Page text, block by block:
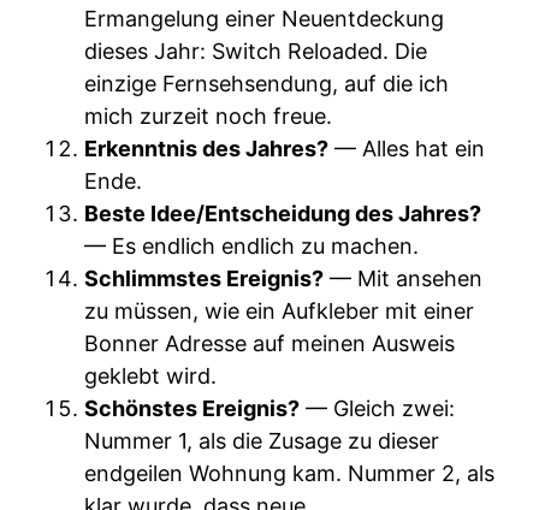
Ermangelung einer Neuentdeckung
dieses Jahr: Switch Reloaded. Die
einzige Fernsehsendung, auf die ich
mich zurzeit noch freue.
Erkenntnis des Jahres? — Alles hat ein
Ende.
Beste Idee/Entscheidung des Jahres?
— Es endlich endlich zu machen.
Schlimmstes Ereignis? — Mit ansehen
zu müssen, wie ein Aufkleber mit einer
Bonner Adresse auf meinen Ausweis
geklebt wird.
Schönstes Ereignis? — Gleich zwei:
Nummer 1, als die Zusage zu dieser
endgeilen Wohnung kam. Nummer 2, als